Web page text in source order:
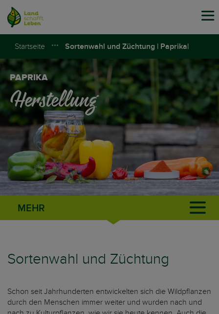
Startseite Sortenwahl und Züchtung | Paprika|
Land schafft Leben
PAPRIKA
Herstellung
MEHR
Sortenwahl und Züchtung
Schon seit Jahrhunderten entwickelten sich die Wildpflanzen
durch den Menschen immer weiter und wurden nach und